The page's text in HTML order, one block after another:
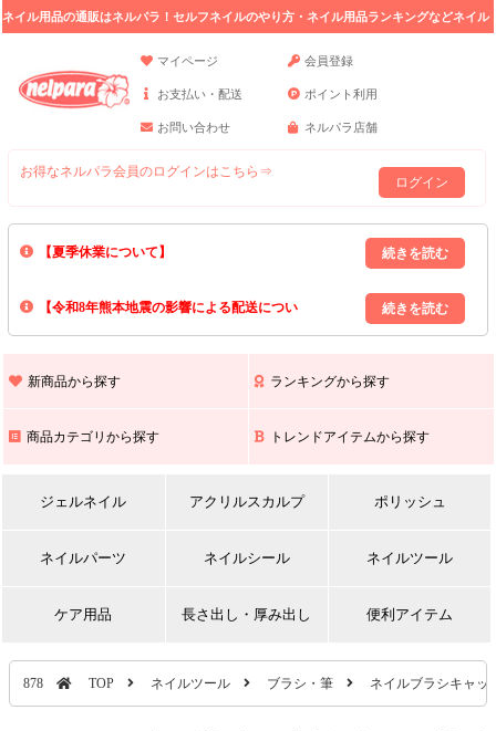
ネイル用品の通販はネルパラ！セルフネイルのやり方・ネイル用品ランキングなどネイル
マイページ
会員登録
お支払い・配送 ポイント利用
お問い合わせ ネルパラ店舗
お得なネルパラ会員のログインはこちら⇒
ログイン
【夏季休業について】
8/13(木)～8/16(日)の間｢出荷業務・お問い合わせ業務｣はお休みいたしま
上記期間中のご注文・お問い合わせは8/17(月)以降の対応となりますので
【令和8年熊本地震の影響による配送につい
また､ 九州全域でお荷物のお届けに遅延が生じております｡
新商品から探す ランキングから探す
商品カテゴリから探す トレンドアイテムから探す
ジェルネイル アクリルスカルプ ポリッシュ
ネイルパーツ ネイルシール ネイルツール
ケア用品 長さ出し・厚み出し 便利アイテム
878 TOP ネイルツール ブラシ・筆 ネイルブラシキャッ